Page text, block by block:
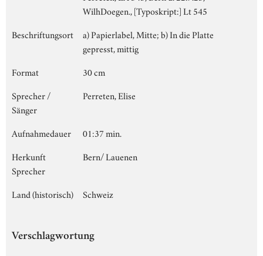
WilhDoegen., [Typoskript:] Lt 545
Beschriftungsort
a) Papierlabel, Mitte; b) In die Platte
gepresst, mittig
Format
30 cm
Sprecher /
Sänger
Perreten, Elise
Aufnahmedauer
01:37 min.
Herkunft
Sprecher
Bern/ Lauenen
Land (historisch) Schweiz
Verschlagwortung